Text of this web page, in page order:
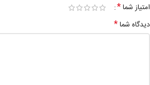
امتیاز شما*
دیدگاه شما*